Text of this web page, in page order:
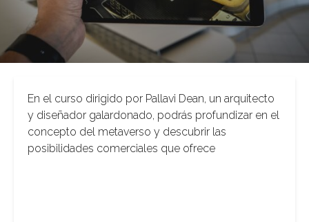
En el curso dirigido por Pallavi Dean, un arquitecto
y diseñador galardonado, podrás profundizar en el
concepto del metaverso y descubrir las
posibilidades comerciales que ofrece